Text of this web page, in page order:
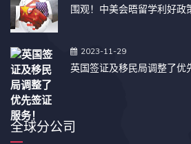
围观！中美会晤留学利好政
2023-11-29
英国签证及移民局调整了优
全球分公司